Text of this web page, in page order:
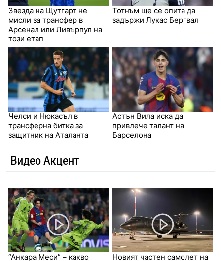
Звезда на Щутгарт не
мисли за трансфер в
Арсенал или Ливърпул на
този етап
Тотнъм ще се опита да
задържи Лукас Бергвал
Челси и Нюкасъл в
трансферна битка за
защитник на Аталанта
Астън Вила иска да
привлече талант на
Барселона
Видео Акцент
“Анкара Меси” – какво Новият частен самолет на